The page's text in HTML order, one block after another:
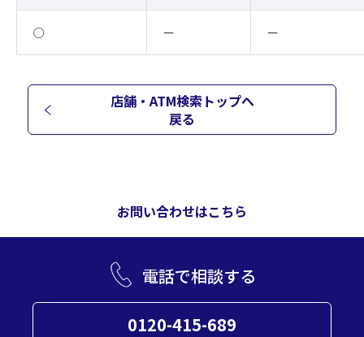
○ ー ー
店舗・ATM検索トップへ
戻る
お問い合わせはこちら
電話で相談する
0120-415-689